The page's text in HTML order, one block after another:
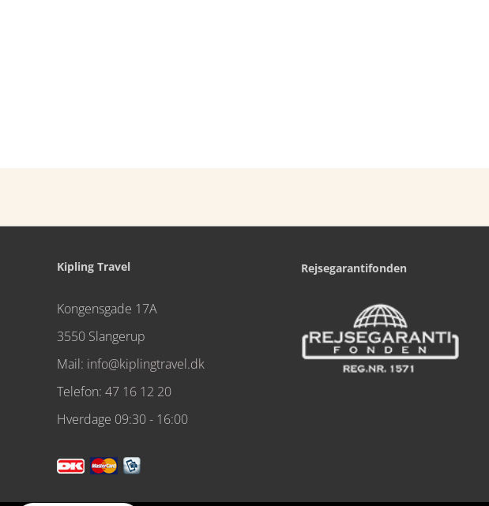
Kipling Travel
Kongensgade 17A
3550 Slangerup
Mail: info@kiplingtravel.dk
Telefon: 47 16 12 20
Hverdage 09:30 - 16:00
Rejsegarantifonden